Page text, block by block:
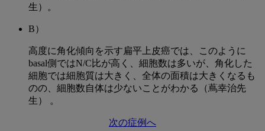
生）。
B）
高度に角化傾向を示す扁平上皮癌では、このように
basal側ではN/C比が高く、細胞数は多いが、角化した
細胞では細胞質は大きく、全体の面積は大きくなるも
のの、細胞数自体は少ないことがわかる（蔦幸治先
生） 。
次の症例へ